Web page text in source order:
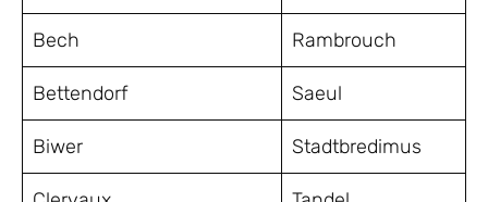
Bech Rambrouch
Bettendorf Saeul
Biwer Stadtbredimus